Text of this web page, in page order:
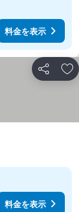
料金を表示
シェア お
料金を表示